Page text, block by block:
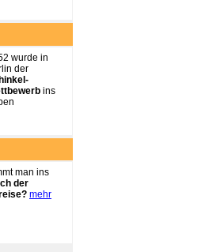
wurde in
der
ins
man ins
der
mehr